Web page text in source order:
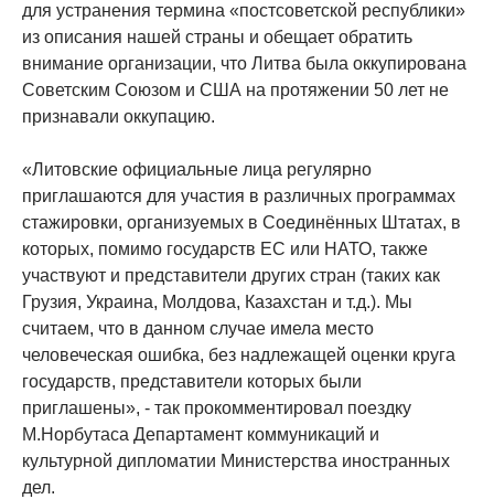
для устранения термина «постсоветской республики»
из описания нашей страны и обещает обратить
внимание организации, что Литва была оккупирована
Советским Союзом и США на протяжении 50 лет не
признавали оккупацию.
«Литовские официальные лица регулярно
приглашаются для участия в различных программах
стажировки, организуемых в Соединённых Штатах, в
которых, помимо государств ЕС или НАТО, также
участвуют и представители других стран (таких как
Грузия, Украина, Молдова, Казахстан и т.д.). Мы
считаем, что в данном случае имела место
человеческая ошибка, без надлежащей оценки круга
государств, представители которых были
приглашены», - так прокомментировал поездку
М.Норбутаса Департамент коммуникаций и
культурной дипломатии Министерства иностранных
дел.